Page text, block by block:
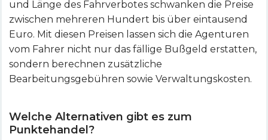
und Länge des Fahrverbotes schwanken die Preise
zwischen mehreren Hundert bis über eintausend
Euro. Mit diesen Preisen lassen sich die Agenturen
vom Fahrer nicht nur das fällige Bußgeld erstatten,
sondern berechnen zusätzliche
Bearbeitungsgebühren sowie Verwaltungskosten.
Welche Alternativen gibt es zum
Punktehandel?